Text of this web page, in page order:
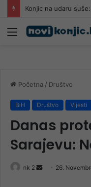
Konjic na udaru
Meni
Početna / Društvo
BiH Društvo Vijesti
Danas
Sarajevu:
nk 2
Send 26.